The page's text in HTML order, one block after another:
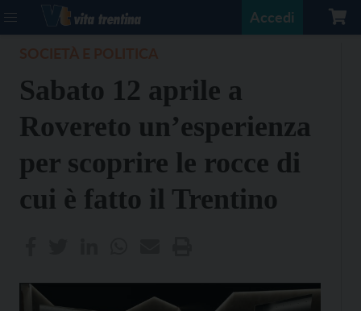
Accedi
Sabato 12 aprile a
Rovereto un’esperienza
per scoprire le rocce di
cui è fatto il Trentino